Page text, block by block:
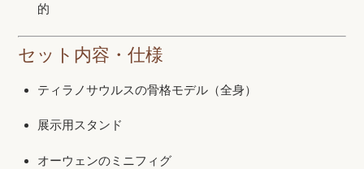
的
セット内容・仕様
ティラノサウルスの骨格モデル（全身）
展示用スタンド
オーウェンのミニフィグ